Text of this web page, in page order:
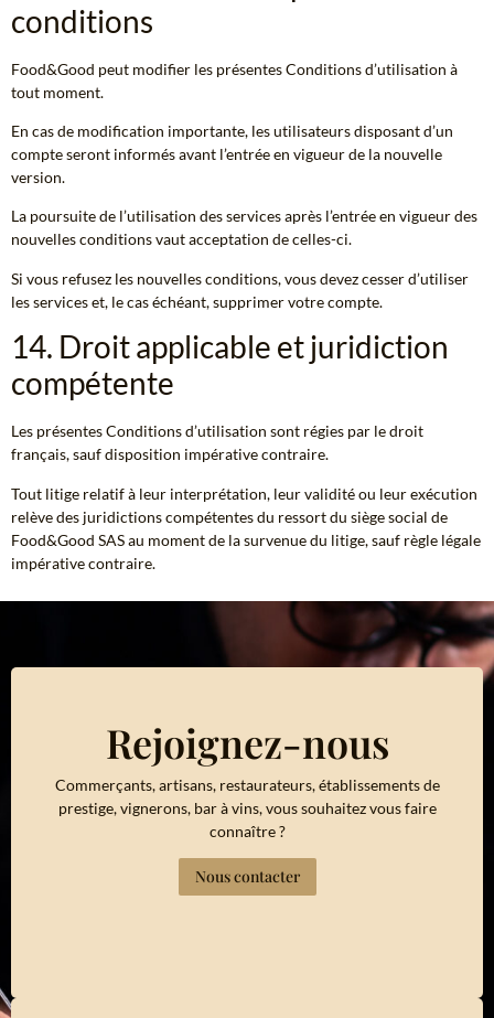
conditions
Food&Good peut modifier les présentes Conditions d’utilisation à
tout moment.
En cas de modification importante, les utilisateurs disposant d’un
compte seront informés avant l’entrée en vigueur de la nouvelle
version.
La poursuite de l’utilisation des services après l’entrée en vigueur des
nouvelles conditions vaut acceptation de celles-ci.
Si vous refusez les nouvelles conditions, vous devez cesser d’utiliser
les services et, le cas échéant, supprimer votre compte.
14. Droit applicable et juridiction
compétente
Les présentes Conditions d’utilisation sont régies par le droit
français, sauf disposition impérative contraire.
Tout litige relatif à leur interprétation, leur validité ou leur exécution
relève des juridictions compétentes du ressort du siège social de
Food&Good SAS au moment de la survenue du litige, sauf règle légale
impérative contraire.
Rejoignez-nous
Commerçants, artisans, restaurateurs, établissements de
prestige, vignerons, bar à vins, vous souhaitez vous faire
connaître ?
Nous contacter